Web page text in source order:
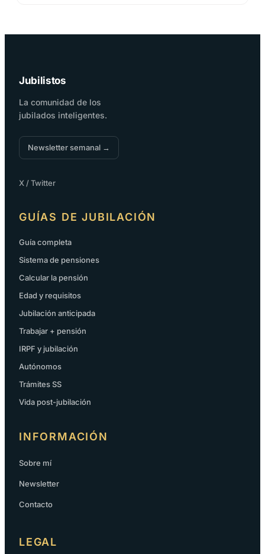
Jubilistos
La comunidad de los
jubilados inteligentes.
Newsletter semanal →
X / Twitter
GUÍAS DE JUBILACIÓN
Guía completa
Sistema de pensiones
Calcular la pensión
Edad y requisitos
Jubilación anticipada
Trabajar + pensión
IRPF y jubilación
Autónomos
Trámites SS
Vida post-jubilación
INFORMACIÓN
Sobre mí
Newsletter
Contacto
LEGAL